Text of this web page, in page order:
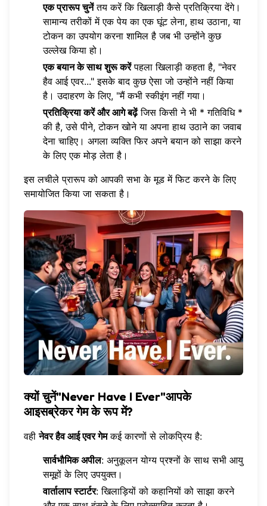
एक प्रारूप चुनेंतय करें कि खिलाड़ी कैसे प्रतिक्रिया देंगे।
सामान्य तरीकों में एक पेय का एक घूंट लेना, हाथ उठाना, या
टोकन का उपयोग करना शामिल है जब भी उन्होंने कुछ
उल्लेख किया हो।
एक बयान के साथ शुरू करेंपहला खिलाड़ी कहता है, "नेवर
हैव आई एवर..." इसके बाद कुछ ऐसा जो उन्होंने नहीं किया
है। उदाहरण के लिए, "मैं कभी स्कीइंग नहीं गया।
प्रतिक्रिया करें और आगे बढ़ेंजिस किसी ने भी * गतिविधि *
की है, उसे पीने, टोकन खोने या अपना हाथ उठाने का जवाब
देना चाहिए। अगला व्यक्ति फिर अपने बयान को साझा करने
के लिए एक मोड़ लेता है।
इस लचीले प्रारूप को आपकी सभा के मूड में फिट करने के लिए
समायोजित किया जा सकता है।
क्यों चुनें"Never Have I Ever"आपके
आइसब्रेकर गेम के रूप में?
वहीनेवर हैव आई एवर गेमकई कारणों से लोकप्रिय है:
सार्वभौमिक अपील: अनुकूलन योग्य प्रश्नों के साथ सभी आयु
समूहों के लिए उपयुक्त।
वार्तालाप स्टार्टर: खिलाड़ियों को कहानियों को साझा करने